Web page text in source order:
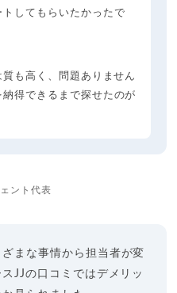
してもらいたかったで
も高く、問題ありません
得できるまで探せたのが
ント代表
まな事情から担当者が変
JJの口コミではデメリッ